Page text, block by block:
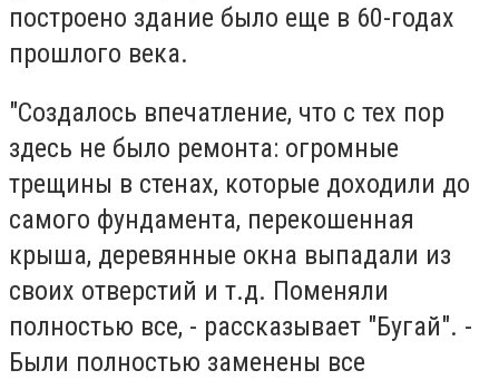
построено здание было еще в 60-годах
прошлого века.
"Создалось впечатление, что с тех пор
здесь не было ремонта: огромные
трещины в стенах, которые доходили до
самого фундамента, перекошенная
крыша, деревянные окна выпадали из
своих отверстий и т.д. Поменяли
полностью все, - рассказывает "Бугай". -
Были полностью заменены все